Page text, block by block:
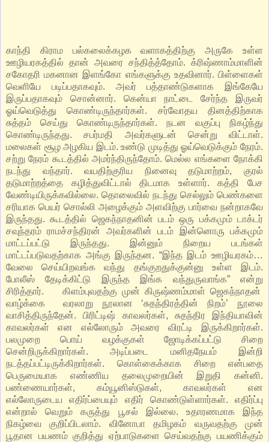
காந்தி கிராம பல்கலைக்கழக வளாகத்திற்கு அருகே உள்ள
ஊழியரகத்தில் தான் அவரை சந்தித்த்தோம். க்ரிஷ்ணாம்மாளின்
சகோதரி மகனான இளங்கோ எங்களுக்கு உதவினார். பிள்ளைகள்
வெளியே படிப்பதாகவும். அவர் பத்தாண்டுகளாக இங்கேயே
இருப்பதாகவும் சொன்னார். கென்யா நாட்டை சேர்ந்த இருவர்
ஓய்வெடுத்து கொண்டிருந்தார்கள். சர்வோதய தினத்திற்காக
சுத்தம் செய்து கொண்டிருந்தார்கள். நடன வகுப்பு நிகழ்ந்து
கொண்டிருந்தது. சபர்மதி அவர்களுடன் சென்று விட்டாள்.
மலைகள் சூழ அழகிய இடம். உண்டு முடித்து ஓய்வெடுக்கும் நேரம்.
சற்று நேரம் கூடத்தில் அமர்ந்திருந்தோம். மெல்ல எங்களை நோக்கி
நடந்து வந்தார். வயதிற்குரிய நினைவு தடுமாற்றம், குரல்
தடுமாற்றத்தை கழித்துவிட்டால் திடமாக உள்ளார். கத்தி பேச
வேண்டியிருக்கவில்லை. தொலைவில் நடந்து செல்லும் பெண்களை
சரியாக பெயர் சொல்லி அழைக்கும் அளவிற்கு பார்வை நன்றாகவே
இருந்தது. கூடத்தில் ஜெகந்நாதனின் படம் ஒரு பக்கமும் டாக்டர்
சவுந்தரம் ராமச்சந்திரன் அவர்களின் படம் இன்னொரு பக்கமும்
மாட்டப்பட்டு இருந்தது. இன்னும் நிறைய படங்கள்
மாட்டப்படுவதற்காக அங்கு இருந்தன. “இந்த இடம் ஊழியரகம்…
வேலை செய்யிறவங்க வந்து தங்குறதுக்குன்னு உள்ள இடம்.
போலீஸ் தேடிக்கிட்டு இருந்த இங்க வந்துருவாங்க” என்று
சிரித்தார். கிளம்புவதற்கு முன் கிருஷ்ணம்மாள் ஜெகந்நாதன்
வாழ்க்கை வரலாறு நூலான ‘சுதந்திரத்தின் நிறம்’ நூலை
வாசித்திருந்தேன். பிரிட்டிஷ் காவலர்கள், சுதந்திர இந்தியாவின்
காவலர்கள் என எல்லோரும் அவரை விரட்டி இருக்கிறார்கள்.
பலமுறை பொய் வழக்குகள் ஜோடிக்கப்பட்டு சிறை
சென்றிருக்கிறார்கள். அடிப்படை மனிதநேயம் இன்றி
நடத்தப்பட்டிருக்கிறார்கள். கொள்கைக்காக சிறை என்பதை
பெருமையாக எண்ணிய தலைமுறையின் இறுதி கன்னி.
பண்ணையார்கள், கம்யூனிஸ்டுகள், காவலர்கள் என
எல்லோருடைய எதிர்ப்பையும் எதிர் கொண்டுள்ளார்கள். எதிர்ப்பு
என்றால் வெறும் கருத்து பூசல் இல்லை. உதாரணமாக இந்த
நிகழ்வை குறிப்பிடலாம். வினோபா தமிழகம் வருவதற்கு முன்
பூதான பயணம் குறித்து ஏற்பாடுகளை செய்வதற்கு பயணிக்கும்